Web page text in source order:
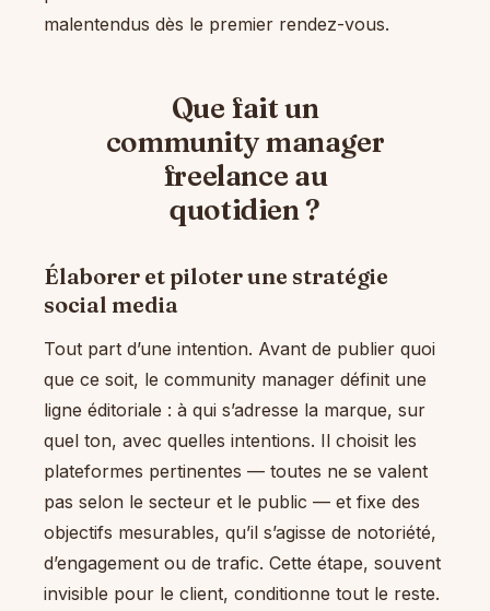
malentendus dès le premier rendez-vous.
Que fait un
community manager
freelance au
quotidien ?
Élaborer et piloter une stratégie
social media
Tout part d’une intention. Avant de publier quoi
que ce soit, le community manager définit une
ligne éditoriale : à qui s’adresse la marque, sur
quel ton, avec quelles intentions. Il choisit les
plateformes pertinentes — toutes ne se valent
pas selon le secteur et le public — et fixe des
objectifs mesurables, qu’il s’agisse de notoriété,
d’engagement ou de trafic. Cette étape, souvent
invisible pour le client, conditionne tout le reste.